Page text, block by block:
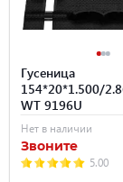
Гусеница
154*20*1.500/
WT 9196U
Нет в наличии
Звоните
5.00